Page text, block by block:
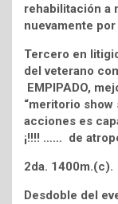
rehabilitación
nuevamente
Tercero en
del veterano
EMPIPADO,
“meritorio show
acciones es
¡!!!! …… de
2da. 1400m.(c).
Desdoble del